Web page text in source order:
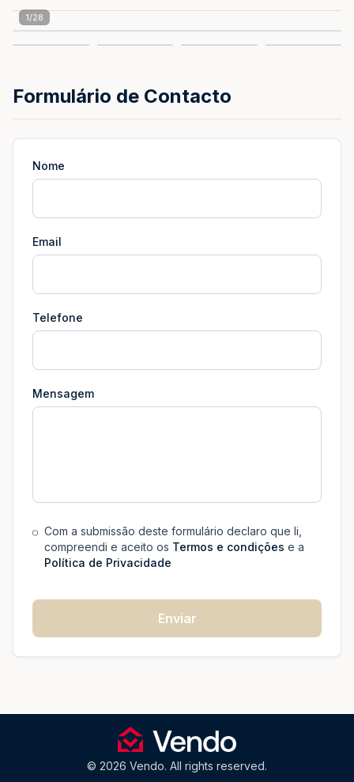
1/28
Formulário de Contacto
Nome
Email
Telefone
Mensagem
Com a submissão deste formulário declaro que li,
compreendi e aceito os Termos e condições e a
Política de Privacidade
Enviar
© 2026 Vendo. All rights reserved.